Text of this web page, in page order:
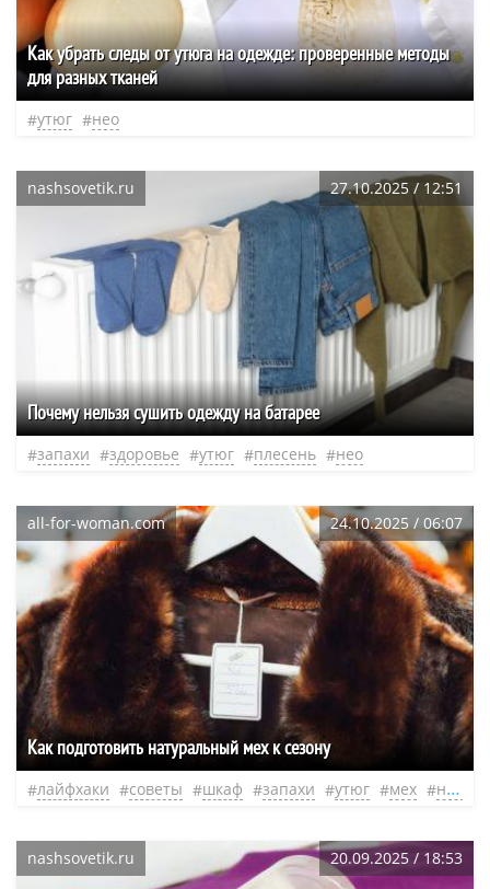
Как убрать следы от утюга на одежде: проверенные методы
для разных тканей
утюг нео
nashsovetik.ru 27.10.2025 / 12:51
Почему нельзя сушить одежду на батарее
запахи здоровье утюг плесень нео
all-for-woman.com 24.10.2025 / 06:07
Как подготовить натуральный мех к сезону
лайфхаки советы шкаф запахи утюг мех нео
nashsovetik.ru 20.09.2025 / 18:53